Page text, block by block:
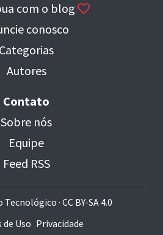
com o blog
conosco
Categorias
Autores
Contato
Sobre nós
Equipe
Feed RSS
Tecnológico ·CC BY-SA 4.0
Uso Privacidade